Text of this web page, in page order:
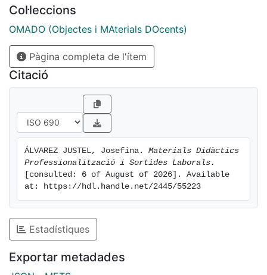
Col·leccions
OMADO (Objectes i MAterials DOcents)
Pàgina completa de l'ítem
Citació
ÁLVAREZ JUSTEL, Josefina. Materials Didàctics
Professionalització i Sortides Laborals.
[consulted: 6 of August of 2026]. Available
at: https://hdl.handle.net/2445/55223
Estadístiques
Exportar metadades